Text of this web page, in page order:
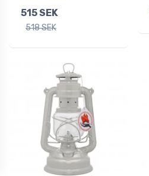
515 SEK
518 SEK